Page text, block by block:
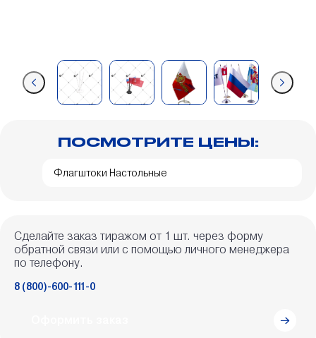
ПОСМОТРИТЕ ЦЕНЫ:
Флагштоки Настольные
Сделайте заказ тиражом от 1 шт. через форму
обратной связи или с помощью личного менеджера
по телефону.
8 (800)-600-111-0